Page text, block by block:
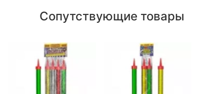
Сопутствующие товары